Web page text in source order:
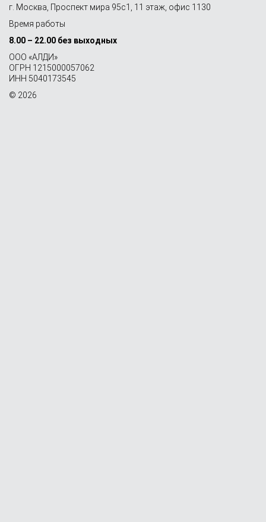
г. Москва, Проспект мира 95с1, 11 этаж, офис 1130
Время работы
8.00 – 22.00 без выходных
OOO «АЛДИ»
ОГРН 1215000057062
ИНН 5040173545
© 2026